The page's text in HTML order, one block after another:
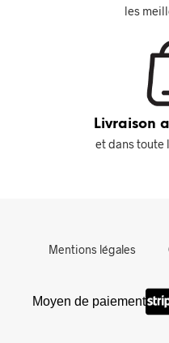
les
Livraison
et dans toute
Mentions légales
Moyen de paiement